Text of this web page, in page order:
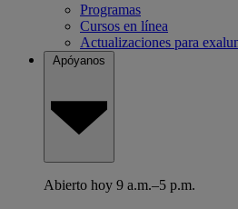
Programas
Cursos en línea
Actualizaciones para
Apóyanos
Abierto hoy 9 a.m.–5 p.m.